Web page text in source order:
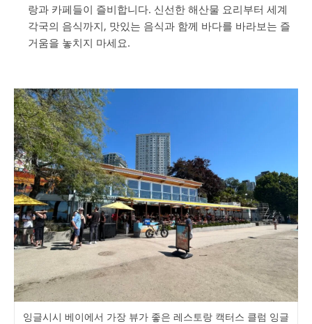
랑과 카페들이 즐비합니다. 신선한 해산물 요리부터 세계
각국의 음식까지, 맛있는 음식과 함께 바다를 바라보는 즐
거움을 놓치지 마세요.
잉글시시 베이에서 가장 뷰가 좋은 레스토랑 캑터스 클럼 잉글